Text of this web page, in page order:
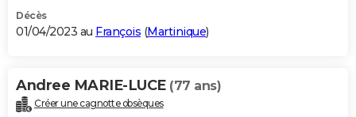
Décès
01/04/2023 au François (Martinique)
Andree MARIE-LUCE (77 ans)
Créer une cagnotte obsèques